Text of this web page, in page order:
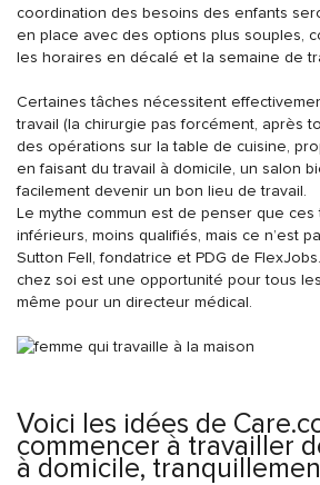
coordination des besoins des enfants
en place avec des options plus souples,
les horaires en décalé et la semaine de
Certaines tâches nécessitent
travail (la chirurgie pas forcément, après
des opérations sur la table de cuisine,
en faisant du travail à domicile, un salon
facilement devenir un bon lieu de travail.
Le mythe commun est de penser que ces
inférieurs, moins qualifiés, mais ce n’est
Sutton Fell, fondatrice et PDG de
chez soi est une opportunité pour tous
même pour un directeur médical.
Voici les idées de
commencer à travailler
à domicile,